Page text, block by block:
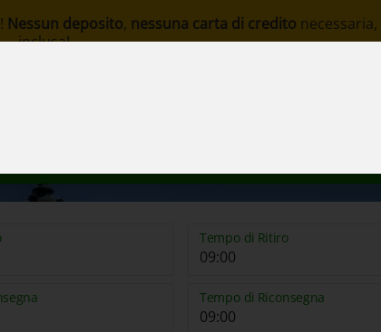
Nessun deposito, nessuna carta di credito necessaria,
inclusa!
Tempo di Ritiro
Tempo di Riconsegna